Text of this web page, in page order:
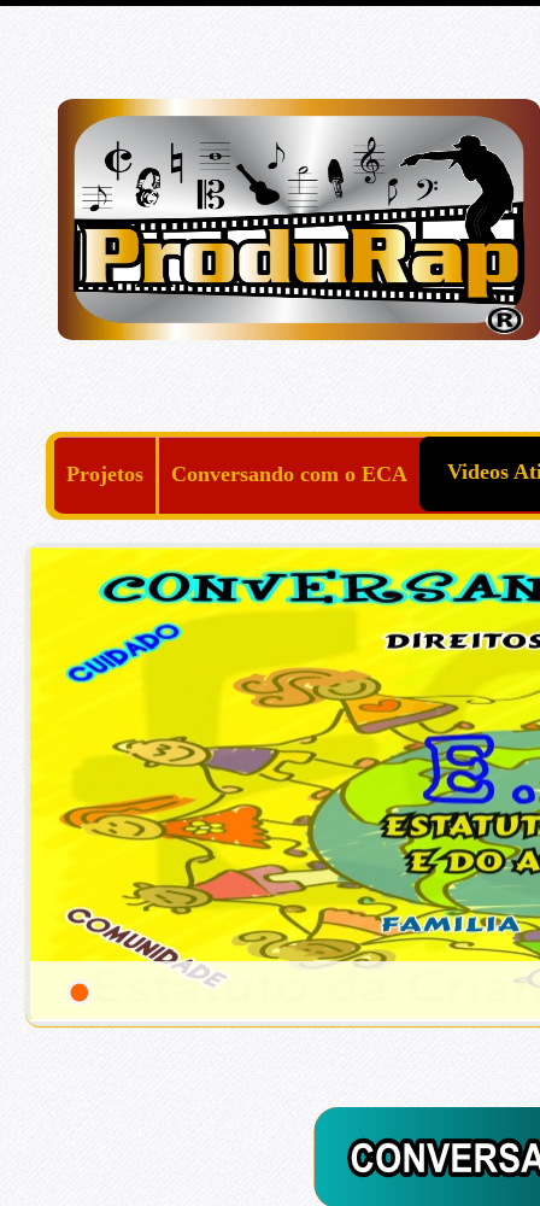
Projetos Conversando com o ECA Videos
1/1